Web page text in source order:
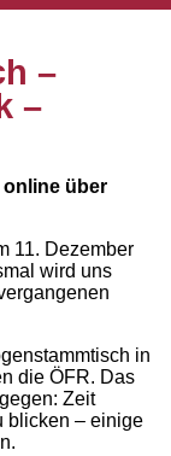
–
–
online über
11. Dezember
wird uns
in
die ÖFR. Das
Zeit
blicken – einige